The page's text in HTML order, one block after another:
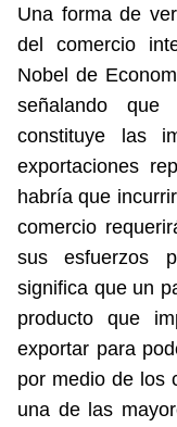
Una forma de
del comercio
Nobel de
señalando
constituye las
exportaciones
habría que
comercio
sus esfuerzos
significa que un
producto que
exportar para
por medio de los
una de las